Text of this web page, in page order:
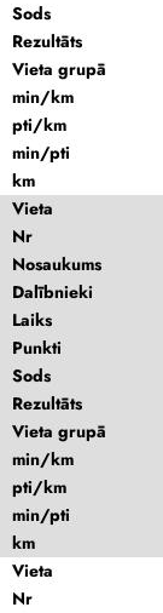
Sods
Rezultāts
Vieta grupā
min/km
pti/km
min/pti
km
Vieta
Nr
Nosaukums
Dalībnieki
Laiks
Punkti
Sods
Rezultāts
Vieta grupā
min/km
pti/km
min/pti
km
Vieta
Nr